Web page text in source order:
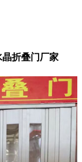
折叠门厂家